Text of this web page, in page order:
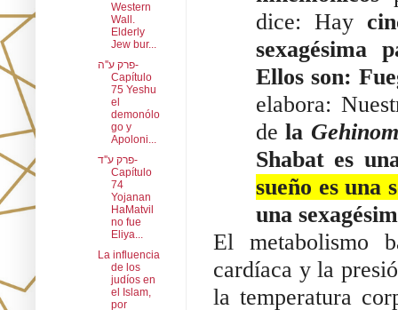
dice: Hay
sexagésima
Ellos son:
elabora:
dela Gehinom
Shabat es
sueño es una
una
El metabolismo
cardíaca y la
la temperatura
Western
Wall.
Elderly
Jew bur...
פרק ע''ה-
Capítulo
75 Yeshu
el
demonólo
go y
Apoloni...
פרק ע''ד-
Capítulo
74
Yojanan
HaMatvil
no fue
Eliya...
La influencia
de los
judíos en
el Islam,
por